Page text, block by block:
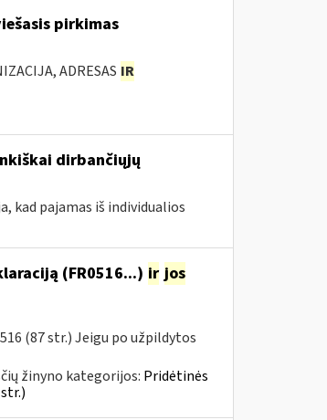
pirkimas
ADRESAS IR
dirbančiųjų
kad pajamas iš individualios
(FR0516...) ir jos
(87 str.) Jeigu po užpildytos
žinyno kategorijos: Pridėtinės